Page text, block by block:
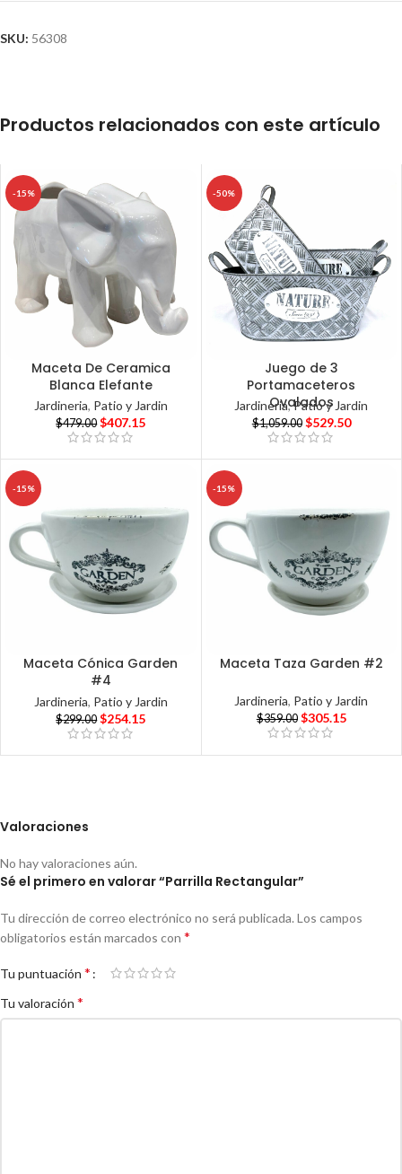
SKU: 56308
Productos relacionados con este artículo
-15%
Maceta De Ceramica
Blanca Elefante
Jardineria, Patio y Jardin
$479.00 $407.15
-50%
Juego de 3
Portamaceteros
Ovalados
Jardineria,Patio y Jardin
$1,059.00 $529.50
-15%
Maceta Cónica Garden
#4
Jardineria, Patio y Jardin
$299.00 $254.15
-15%
Maceta Taza Garden #2
Jardineria, Patio y Jardin
$359.00 $305.15
Valoraciones
No hay valoraciones aún.
Sé el primero en valorar “Parrilla Rectangular”
Tu dirección de correo electrónico no será publicada. Los campos
obligatorios están marcados con *
Tu puntuación *
Tu valoración *